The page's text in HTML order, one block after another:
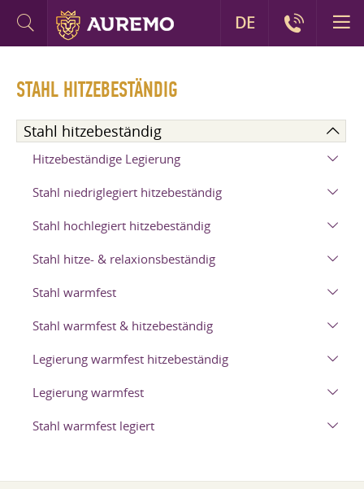
STAHL HITZEBESTÄNDIG
Stahl hitzebeständig
Hitzebeständige Legierung
Stahl niedriglegiert hitzebeständig
Stahl hochlegiert hitzebeständig
Stahl hitze- & relaxionsbeständig
Stahl warmfest
Stahl warmfest & hitzebeständig
Legierung warmfest hitzebeständig
Legierung warmfest
Stahl warmfest legiert
DE